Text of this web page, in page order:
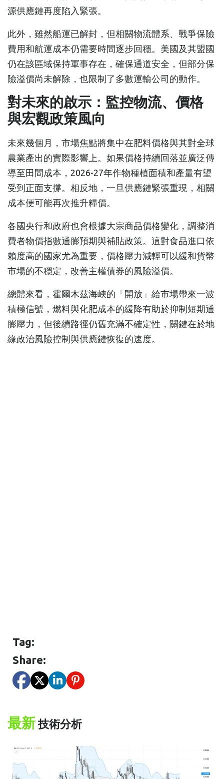
源供應鏈再度陷入緊張。
此外，雖然船運已解封，但相關物流體系、戰爭保險
費用和航運成本仍需要時間逐步回穩。美國及其盟國
仍在該區域保持軍事存在，確保通道安全，但部分保
險溢價尚未解除，也限制了多數運輸公司的動作。
對未來的啟示：監控物流、價格
與宏觀政策風向
未來幾個月，市場焦點將集中在肥料價格與其對全球
農業產出的實際影響上。如果價格持續回落並廣泛傳
導至田間成本，2026-27年作物種植面積和產量有望
受到正面支撐。相反地，一旦供應鏈緊張重現，相關
成本便可能再次推升糧價。
各國央行和政府也會根據大宗商品價格變化，調整消
費者物價指數通膨預期與補貼政策。這對食品進口依
賴度高的國家尤為重要，價格壓力減輕可以緩和貨幣
市場的不穩定，改善主權債券的風險溢價。
總體來看，霍爾木茲海峽的「開放」給市場帶來一波
積極信號，燃料與化肥成本的緩降有助於抑制短期通
膨壓力，但後續路徑仍舊充滿不確定性，關鍵在於地
緣政治風險控制與供應鏈恢復的速度。
Tag:
Share:
最新技術分析